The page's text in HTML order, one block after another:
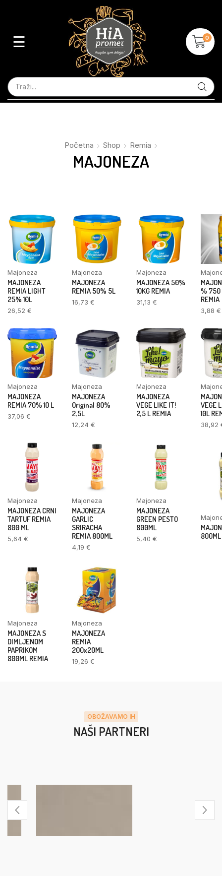
☰ 0
Početna Shop Remia
MAJONEZA
Majoneza
MAJONEZA
REMIA LIGHT
25% 10L
26,52 €
Majoneza
MAJONEZA
REMIA 50% 5L
16,73 €
Majoneza
MAJONEZA 50%
10KG REMIA
31,13 €
% 750
REMIA
3,88 €
Majoneza
MAJONEZA
REMIA 70% 10 L
37,06 €
Majoneza
MAJONEZA
Original 80%
2,5L
12,24 €
Majoneza
MAJONEZA
VEGE LIKE IT!
2,5 L REMIA
VEGE
10L
38,92
Majoneza
MAJONEZA CRNI
TARTUF REMIA
800 ML
5,64 €
Majoneza
MAJONEZA
GARLIC
SRIRACHA
REMIA 800ML
4,19 €
Majoneza
MAJONEZA
GREEN PESTO
800ML
5,40 €
800ML
Majoneza
MAJONEZA S
DIMLJENOM
PAPRIKOM
800ML REMIA
Majoneza
MAJONEZA
REMIA
200x20ML
19,26 €
OBOŽAVAMO IH
NAŠI PARTNERI